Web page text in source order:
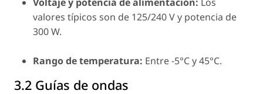
valores típicos son de 125/240 V y potencia de
300 W.
Rango de temperatura: Entre -5°C y 45°C.
3.2 Guías de ondas